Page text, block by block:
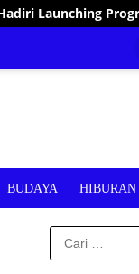
BSPS 500 Unit
BUDAYA HIBURAN
Cari
untuk: